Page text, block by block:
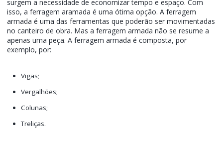
surgem a necessidade de economizar tempo e espaço. Com
isso, a ferragem aramada é uma ótima opção. A ferragem
armada é uma das ferramentas que poderão ser movimentadas
no canteiro de obra. Mas a ferragem armada não se resume a
apenas uma peça. A ferragem armada é composta, por
exemplo, por:
Vigas;
Vergalhões;
Colunas;
Treliças.